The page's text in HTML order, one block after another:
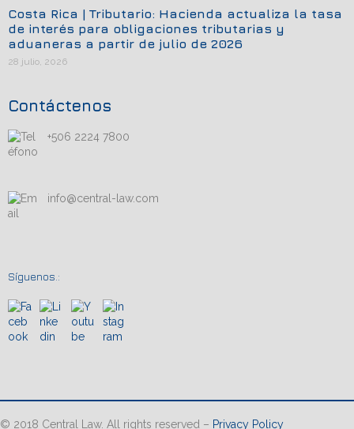
Costa Rica | Tributario: Hacienda actualiza la tasa
de interés para obligaciones tributarias y
aduaneras a partir de julio de 2026
28 julio, 2026
Contáctenos
+506 2224 7800
info@central-law.com
Síguenos.:
© 2018 Central Law. All rights reserved – Privacy Policy